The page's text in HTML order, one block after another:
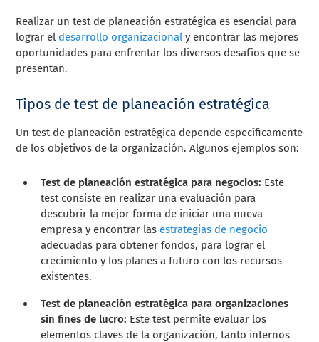
Realizar un test de planeación estratégica es esencial para
lograr el desarrollo organizacional y encontrar las mejores
oportunidades para enfrentar los diversos desafíos que se
presentan.
Tipos de test de planeación estratégica
Un test de planeación estratégica depende específicamente
de los objetivos de la organización. Algunos ejemplos son:
Test de planeación estratégica para negocios: Este
test consiste en realizar una evaluación para
descubrir la mejor forma de iniciar una nueva
empresa y encontrar las estrategias de negocio
adecuadas para obtener fondos, para lograr el
crecimiento y los planes a futuro con los recursos
existentes.
Test de planeación estratégica para organizaciones
sin fines de lucro: Este test permite evaluar los
elementos claves de la organización, tanto internos